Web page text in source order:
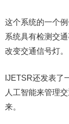
这个系统的一个
系统具有检测交
改变交通信号灯。
IJETSR还发表了
人工智能来管理
来。